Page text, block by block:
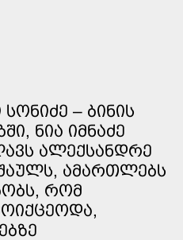
– ᲑᲘᲜᲘᲡ
ᲜᲘᲐ ᲘᲛᲜᲐᲫᲔ
ᲐᲚᲔᲥᲡᲐᲜᲓᲠᲔ
ᲐᲛᲐᲠᲗᲚᲔᲑᲡ
ᲠᲝᲛ